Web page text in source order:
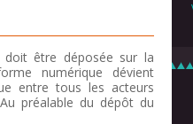
doit être déposée sur la
numérique dévient
entre tous les acteurs
préalable du dépôt du